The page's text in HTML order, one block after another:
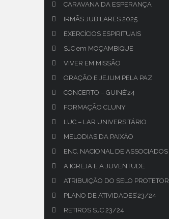
CARAVANA DA ESPERANÇA
IRMÃS JUBILARES 2025
EXERCÍCIOS ESPIRITUAIS
SJC em MOÇAMBIQUE
VIVER EM MISSÃO
ORAÇÃO E JEJUM PELA PAZ
CONCERTO – GUINÉ’24
FORMAÇÃO CLUNY
LUC – LAR UNIVERSITÁRIO
MELODIAS DA PAIXÃO
ENC. NACIONAL DE ASSOCIADOS
A IGREJA E A JUVENTUDE
ATRIBUIÇÃO DO SELO PROTETOR
PLANO DE ATIVIDADES’23/24
RETIROS SJC 23/24